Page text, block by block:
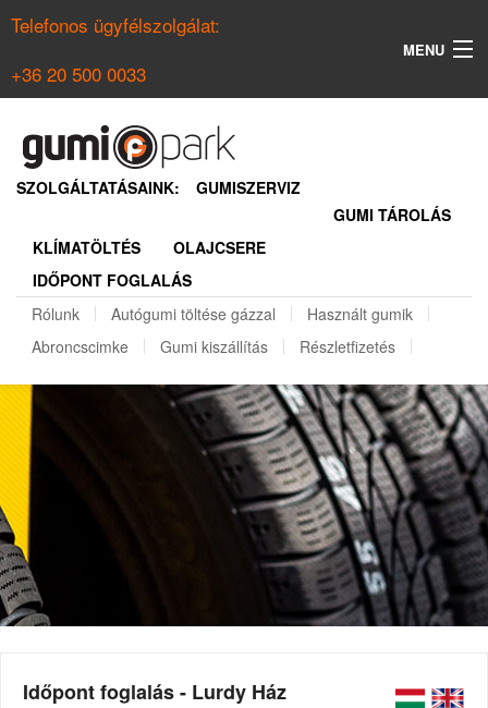
Telefonos ügyfélszolgálat:
+36 20 500 0033
MENU
NYÁRI GUMI KERESŐ
REGISZTRÁCIÓ
SZOLGÁLTATÁSAINK:
GUMISZERVIZ
GUMI TÁROLÁS
KLÍMATÖLTÉS
OLAJCSERE
IDŐPONT FOGLALÁS
Rólunk
Autógumi töltése gázzal
Használt gumik
Abroncscimke
Gumi kiszállítás Részletfizetés
Időpont foglalás - Lurdy Ház